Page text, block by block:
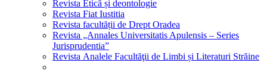
Revista Etică și deontologie
Revista Fiat Iustitia
Revista facultății de Drept Oradea
Revista „Annales Universitatis Apulensis – Series
Jurisprudentia”
Revista Analele Facultăţii de Limbi și Literaturi Străine